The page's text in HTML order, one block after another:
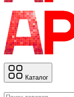
Каталог